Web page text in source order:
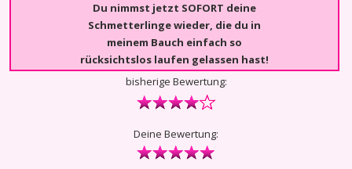
Du nimmst jetzt SOFORT deine
Schmetterlinge wieder, die du in
meinem Bauch einfach so
rücksichtslos laufen gelassen hast!
bisherige Bewertung:
Deine Bewertung: